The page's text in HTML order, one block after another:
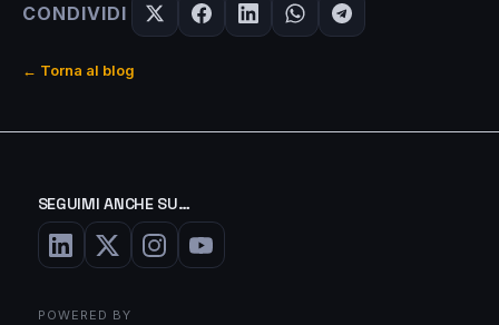
CONDIVIDI
← Torna al blog
SEGUIMI ANCHE SU…
POWERED BY